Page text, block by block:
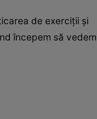
de exerciţii şi
începem să vedem